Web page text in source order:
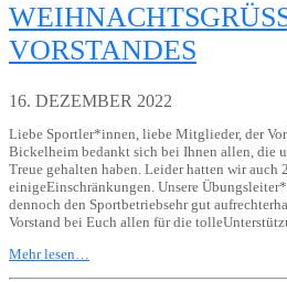
ORSTANDES
16. DEZEMBER 2022
Liebe Sportler*innen, liebe Mitglieder, der
Bickelheim bedankt sich bei Ihnen allen, die
Treue gehalten haben. Leider hatten wir auch
einigeEinschränkungen. Unsere
dennoch den Sportbetriebsehr gut
Vorstand bei Euch allen für die
Mehr lesen…